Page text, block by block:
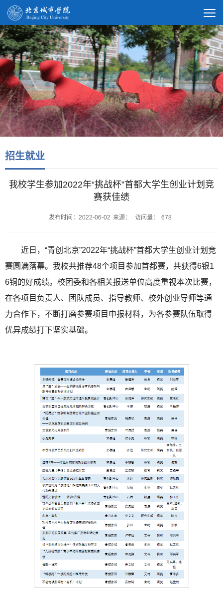
招生就业
我校学生参加2022年“挑战杯”首都大学生创业计划竞
赛获佳绩
发布时间：2022-06-02 来源： 访问量： 678
近日，“青创北京”2022年“挑战杯”首都大学生创业计划竞
赛圆满落幕。我校共推荐48个项目参加首都赛，共获得6银1
6铜的好成绩。校团委和各相关报送单位高度重视本次比赛，
在各项目负责人、团队成员、指导教师、校外创业导师等通
力合作下，不断打磨参赛项目申报材料，为各参赛队伍取得
优异成绩打下坚实基础。